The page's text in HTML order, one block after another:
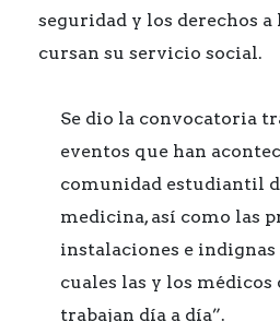
seguridad y los derechos a
cursan su servicio social.
Se dio la convocatoria
eventos que han
comunidad estudiantil
medicina, así como las
instalaciones e
cuales las y los médicos
trabajan día a día”.